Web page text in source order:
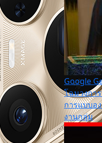
Google
โฉมวงกา
การแบบอ
งานกลุ่ม